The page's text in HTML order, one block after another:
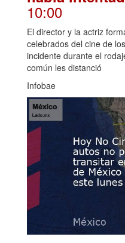
10:00
El director y la actriz
celebrados del cine de
incidente durante el
común les distanció
Infobae